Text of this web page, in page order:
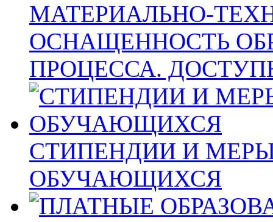
МАТЕРИАЛЬНО-
ОСНАЩЕННОСТЬ
ПРОЦЕССА.
СТИПЕНДИИ И
ОБУЧАЮЩИХСЯ